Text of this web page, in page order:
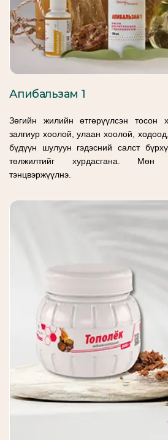
Апибальзам 1
Зөгийн жилийн өтгөрүүлсэн
залгиур хоолой, улаан хоолой,
бүдүүн шулуун гэдэсний салст
төлжилтийг хурдасгана. Мөн
тэнцвэржүүлнэ.